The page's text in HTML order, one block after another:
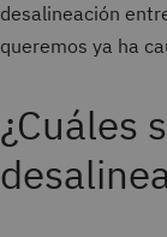
desalineación
queremos ya ha
¿Cuáles